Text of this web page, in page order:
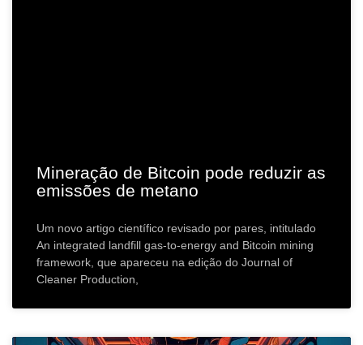
Mineração de Bitcoin pode reduzir as
emissões de metano
Um novo artigo científico revisado por pares, intitulado
An integrated landfill gas-to-energy and Bitcoin mining
framework, que apareceu na edição do Journal of
Cleaner Production,